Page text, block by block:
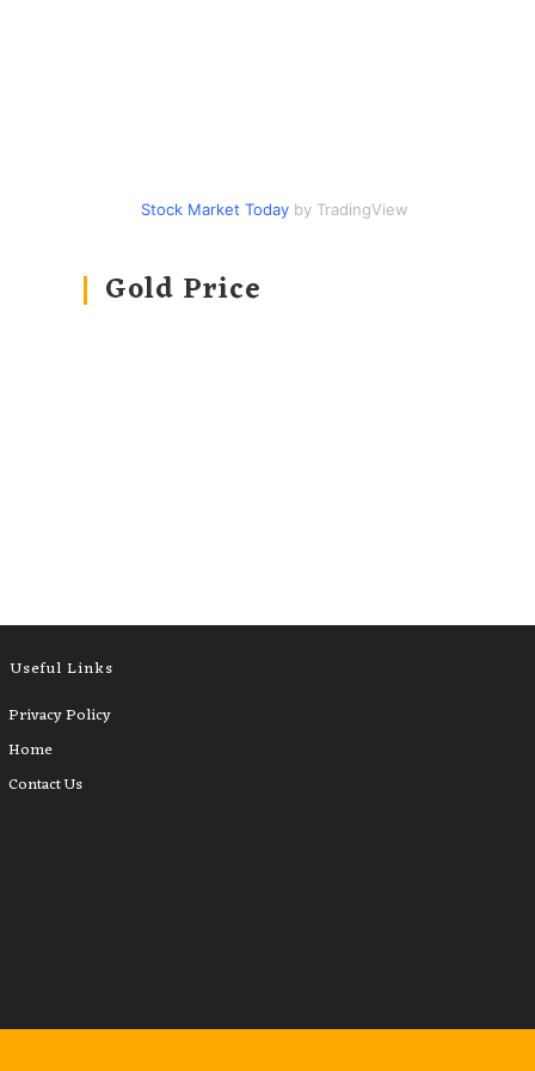
Stock Market Today by TradingView
Gold Price
Useful Links
Privacy Policy
Home
Contact Us